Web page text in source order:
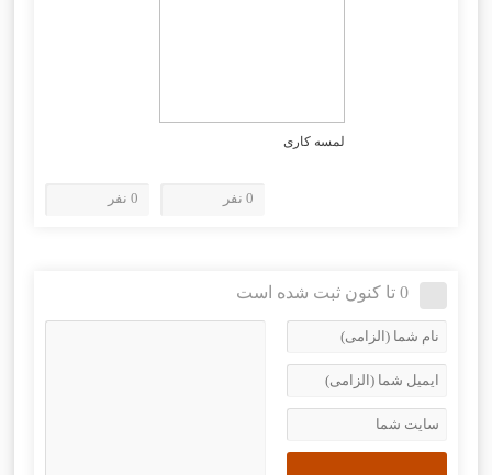
لمسه کاری
0 نفر 0 نفر
0 تا کنون ثبت شده است